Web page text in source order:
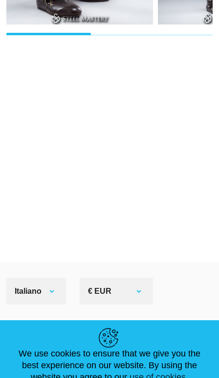
Italiano € EUR
NOTIZIE
ARTICOLI
ABOUT US
FAQ
DIMENSIONI STANDARD
CONTATTACI
We use cookies to ensure that we give you the
best experience on our website. By using the